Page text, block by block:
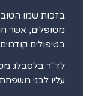
בזכות שמו
מטופלים, אשר
בטיפולים
לד"ר בלסבלג
עליו לבני